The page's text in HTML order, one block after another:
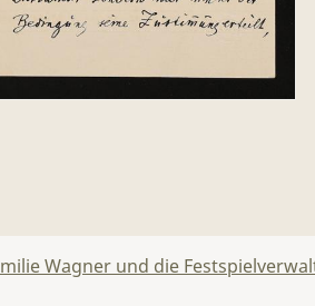
Wagner und die